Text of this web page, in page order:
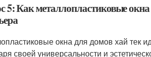
5: Как металлопластиковые
окна для домов хай тек
своей универсальности и